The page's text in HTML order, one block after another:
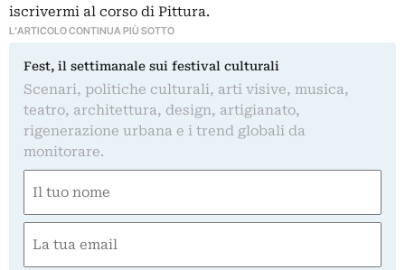
iscrivermi al corso di Pittura.
L'ARTICOLO CONTINUA PIÙ SOTTO
Fest, il settimanale sui festival culturali
Scenari, politiche culturali, arti visive, musica,
teatro, architettura, design, artigianato,
rigenerazione urbana e i trend globali da
monitorare.
(Required)
First
(Required)